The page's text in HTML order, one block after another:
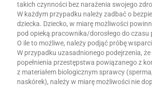
takich czynności bez narażenia swojego
W każdym przypadku należy zadbać o
dziecka. Dziecko, w miarę możliwości
pod opieką pracownika/dorosłego do czasu
O ile to możliwe, należy podjąć próbę
W przypadku uzasadnionego podejrzenia, że
popełnienia przestępstwa powiązanego z
z materiałem biologicznym sprawcy
naskórek), należy w miarę możliwości nie